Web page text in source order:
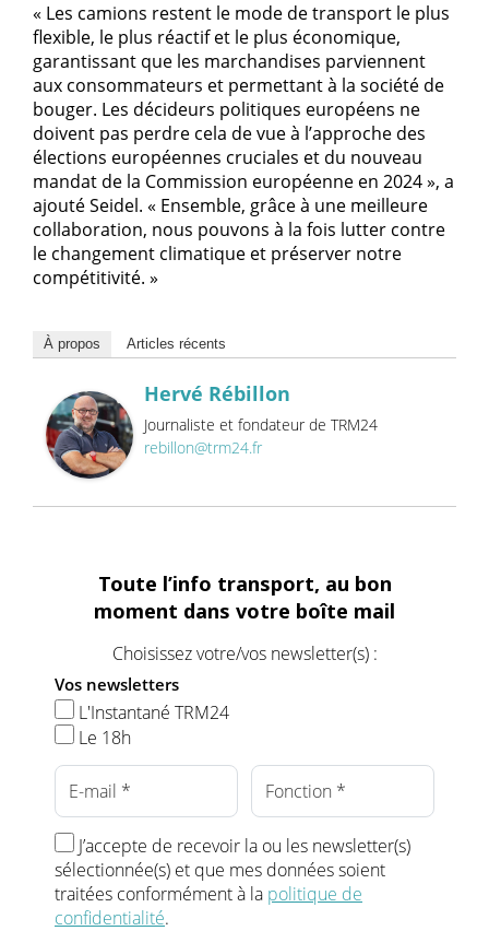
« Les camions restent le mode de transport le plus
flexible, le plus réactif et le plus économique,
garantissant que les marchandises parviennent
aux consommateurs et permettant à la société de
bouger. Les décideurs politiques européens ne
doivent pas perdre cela de vue à l’approche des
élections européennes cruciales et du nouveau
mandat de la Commission européenne en 2024 », a
ajouté Seidel. « Ensemble, grâce à une meilleure
collaboration, nous pouvons à la fois lutter contre
le changement climatique et préserver notre
compétitivité. »
À propos Articles récents
Hervé Rébillon
Journaliste et fondateur de TRM24
rebillon@trm24.fr
Toute l’info transport, au bon
moment dans votre boîte mail
Choisissez votre/vos newsletter(s) :
Vos newsletters
L'Instantané TRM24
Le 18h
J’accepte de recevoir la ou les newsletter(s)
sélectionnée(s) et que mes données soient
traitées conformément à la politique de
confidentialité.